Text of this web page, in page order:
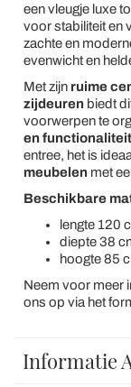
een vleugje luxe
voor stabiliteit en
zachte en
evenwicht en
Met zijn ruime
zijdeuren biedt
voorwerpen te
en functionaliteit
entree, het is
meubelen met
Beschikbare
lengte 120
diepte 38
hoogte 85
Neem voor meer
ons op via het
Informatie